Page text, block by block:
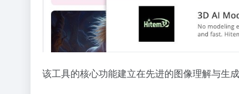
该工具的核心功能建立在先进的图像理解与生